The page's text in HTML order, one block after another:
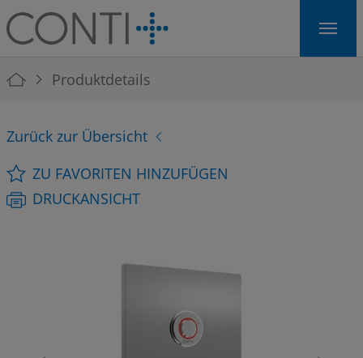
Skip to main navigation
Skip to main content
Skip to page footer
You are here:
Produktdetails
Zurück zur Übersicht
ZU FAVORITEN HINZUFÜGEN
DRUCKANSICHT